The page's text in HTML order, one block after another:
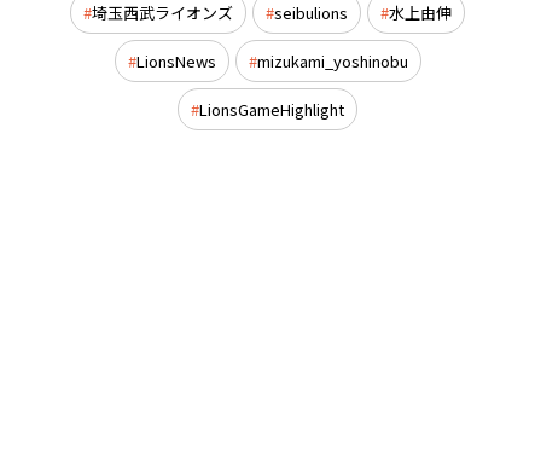
埼玉西武ライオンズ seibulions 水上由伸
LionsNews mizukami_yoshinobu
LionsGameHighlight